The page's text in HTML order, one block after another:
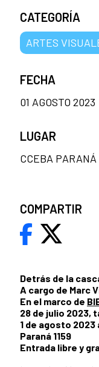
Detrás de la
A cargo de Marc
En el marco de
28 de julio 2023,
1 de agosto 2023
Paraná 1159
Entrada libre y
CATEGORÍA
ARTES
FECHA
01 AGOSTO 2023
LUGAR
CCEBA PARANÁ
COMPARTIR